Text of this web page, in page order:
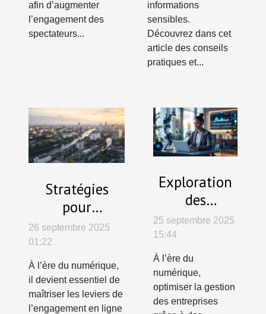
afin d’augmenter
l’engagement des
spectateurs...
informations
sensibles.
Découvrez dans cet
article des conseils
pratiques et...
Stratégies
pour
augmenter
l'engagement
sur votre page
professionnelle
26 septembre 2025
01:22
À l’ère du numérique,
il devient essentiel de
maîtriser les leviers de
l’engagement en ligne
Exploration
des
avantages
assistants
virtuels
gratuits pour
les
25 septembre 2025
15:44
À l’ère du
numérique,
optimiser la gestion
des entreprises